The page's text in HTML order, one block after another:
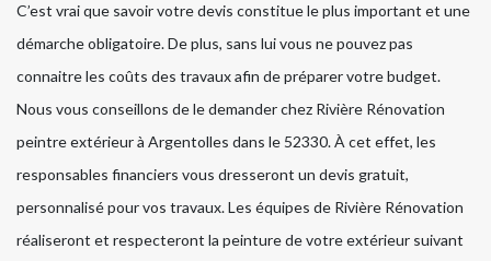
C’est vrai que savoir votre devis constitue le plus important et une
démarche obligatoire. De plus, sans lui vous ne pouvez pas
connaitre les coûts des travaux afin de préparer votre budget.
Nous vous conseillons de le demander chez Rivière Rénovation
peintre extérieur à Argentolles dans le 52330. À cet effet, les
responsables financiers vous dresseront un devis gratuit,
personnalisé pour vos travaux. Les équipes de Rivière Rénovation
réaliseront et respecteront la peinture de votre extérieur suivant